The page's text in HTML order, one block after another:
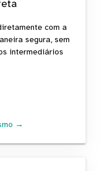
com a
segura, sem
intermediários
→